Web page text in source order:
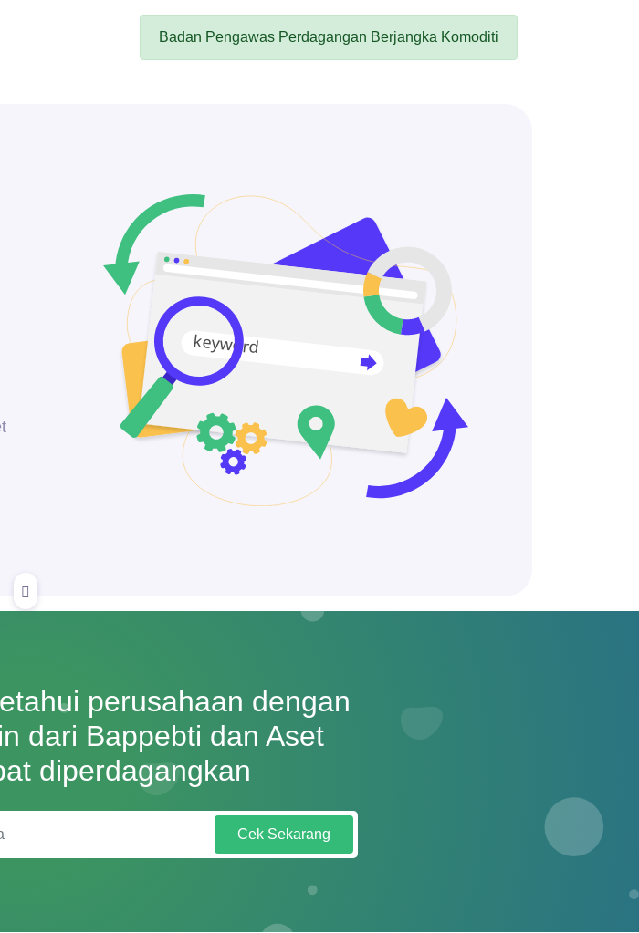
Badan Pengawas Perdagangan Berjangka Komoditi
perusahaan dengan
dari Bappebti dan Aset
diperdagangkan
Cek Sekarang